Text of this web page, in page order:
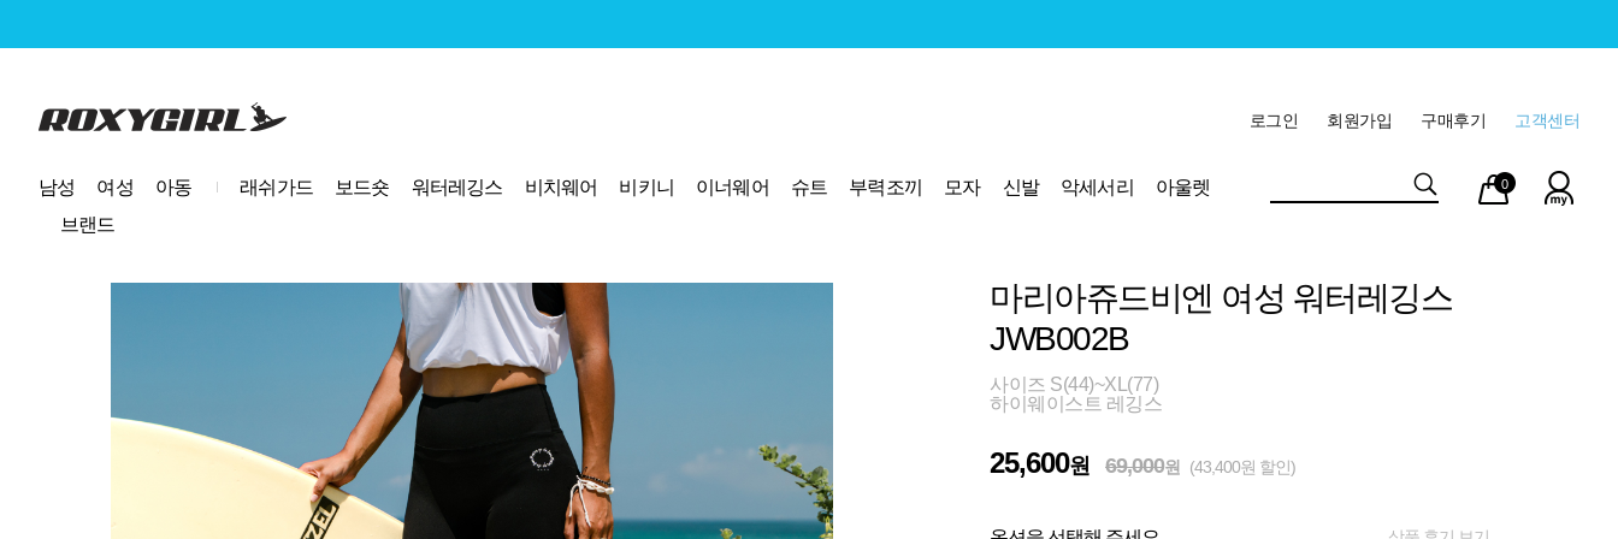
로고 고객센터
구매후기
회원가입
로그인
남성 여성 아동 래쉬가드 보드숏 워터레깅스 비치웨어 비키니 이너웨어 슈트 부력조끼 모자 신발 악세서리
아울렛
브랜드
마이
페이
장바
구니
0
마리아쥬드비엔 여성 워터레깅스
JWB002B
사이즈 S(44)~XL(77)
하이웨이스트 레깅스
25,600원 69,000원 (43,400원 할인)